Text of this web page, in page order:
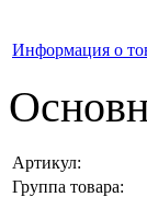
Информация о
Артикул:
Группа товара: